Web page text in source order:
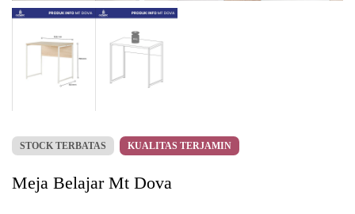
STOCK TERBATAS KUALITAS TERJAMIN
Meja Belajar Mt Dova